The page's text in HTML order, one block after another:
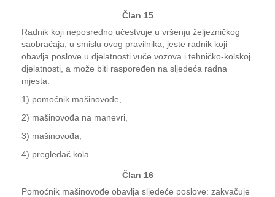
Član 15
Radnik koji neposredno učestvuje u vršenju željezničkog
saobraćaja, u smislu ovog pravilnika, jeste radnik koji
obavlja poslove u djelatnosti vuče vozova i tehničko-kolskoj
djelatnosti, a može biti raspoređen na sljedeća radna
mjesta:
1) pomoćnik mašinovođe,
2) mašinovođa na manevri,
3) mašinovođa,
4) pregledač kola.
Član 16
Pomoćnik mašinovođe obavlja sljedeće poslove: zakvačuje